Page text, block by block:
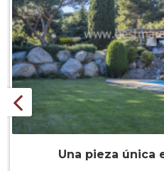
Una pieza única